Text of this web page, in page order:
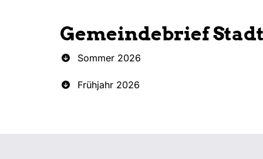
Gemeindebrief
Sommer 2026
Frühjahr 2026